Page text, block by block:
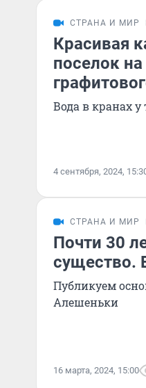
СТРАНА И МИР
Красивая
поселок
Вода в кранах
4 сентября, 2024,
СТРАНА И МИР
Почти 30
существо.
Публикуем
Алешеньки
16 марта, 2024, 15:00